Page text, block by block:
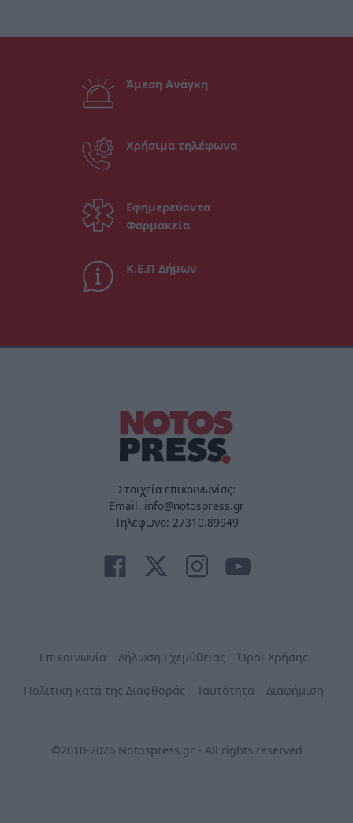
Άμεση Ανάγκη
Χρήσιμα τηλέφωνα
Εφημερεύοντα
Φαρμακεία
Κ.Ε.Π Δήμων
Στοιχεία επικοινωνίας:
Email. info@notospress.gr
Τηλέφωνο: 27310.89949
Επικοινωνία Δήλωση Εχεμύθειας Όροι Χρήσης
Πολιτική κατά της Διαφθοράς Ταυτότητα Διαφήμιση
©2010-2026 Notospress.gr - All rights reserved